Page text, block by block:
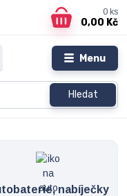
Menu
Hledat
0 ks
0,00 Kč
nabíječky